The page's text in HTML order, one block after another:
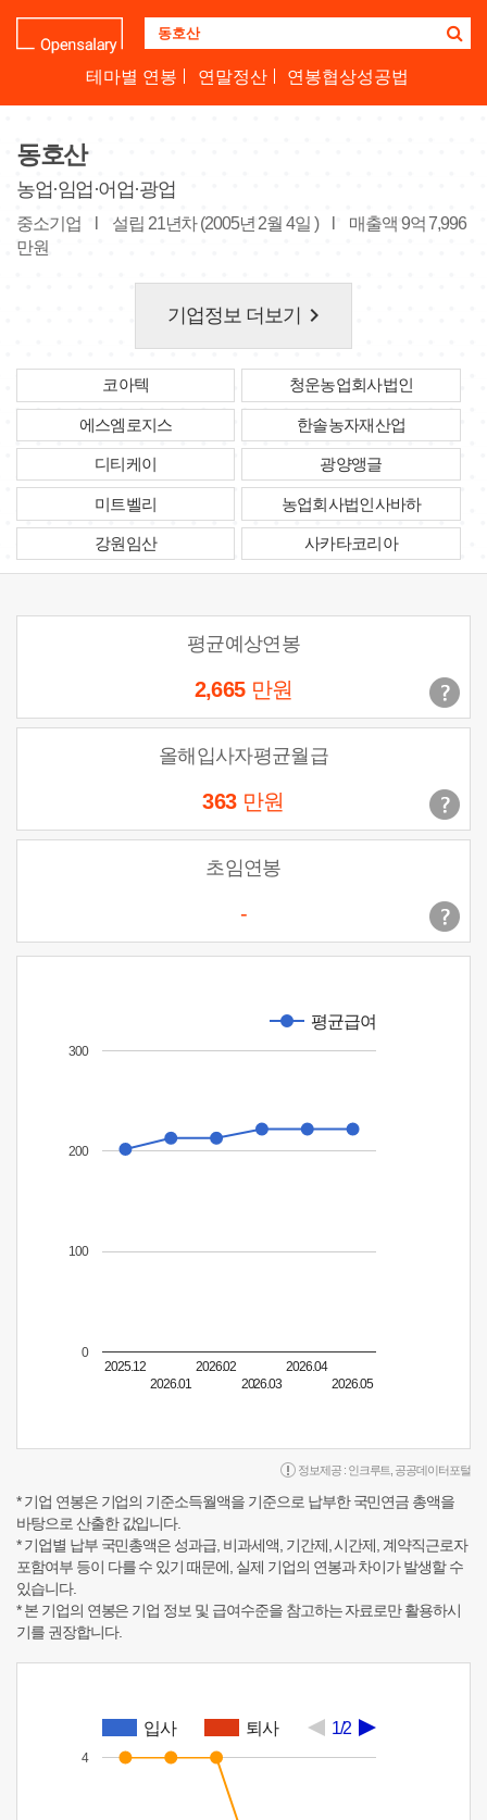
업
명
세
요
테마별 연봉 연말정산 연봉협상성공법
동호산
농업·임업·어업·광업
중소기업 설립 21년차 (2005년 2월 4일 )
매출액 9억 7,996
만원
기업정보 더보기 keyboard_arrow_right
코아텍 청운농업회사법인
에스엠로지스 한솔농자재산업
디티케이 광양앵글
미트벨리 농업회사법인사바하
강원임산 사카타코리아
평균예상연봉
2,665 만원
올해입사자평균월급
363 만원
초임연봉
-
평균급여
2025.12
2026.01
2026.02
2026.03
2026.04
2026.05
0
100
200
300
정보제공 : 인크루트 공공데이터포털
* 기업 연봉은 기업의 기준소득월액을 기준으로 납부한 국민연금 총액을
바탕으로 산출한 값입니다.
* 기업별 납부 국민총액은 성과급, 비과세액, 기간제, 시간제, 계약직근로자
포함여부 등이 다를 수 있기 때문에, 실제 기업의 연봉과 차이가 발생할 수
있습니다.
* 본 기업의 연봉은 기업 정보 및 급여수준을 참고하는 자료로만 활용하시
기를 권장합니다.
입사 퇴사 1/2
4